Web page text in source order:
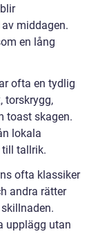
middagen.
en lång
ofta en tydlig
torskrygg,
toast skagen.
lokala
till tallrik.
ofta klassiker
andra rätter
upplägg utan